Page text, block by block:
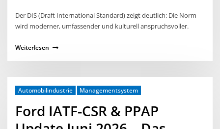
Der DIS (Draft International Standard) zeigt deutlich: Die Norm
wird moderner, umfassender und kulturell anspruchsvoller.
Weiterlesen
Automobilindustrie Managementsystem
Ford IATF‑CSR & PPAP